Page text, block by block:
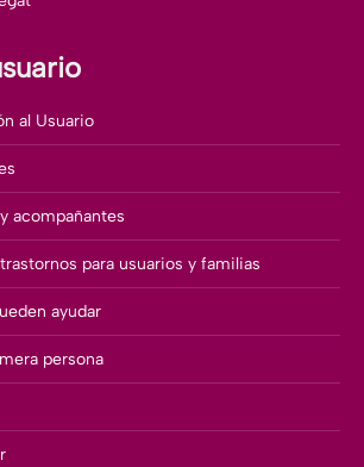
al Usuario
acompañantes
para usuarios y familias
ayudar
persona